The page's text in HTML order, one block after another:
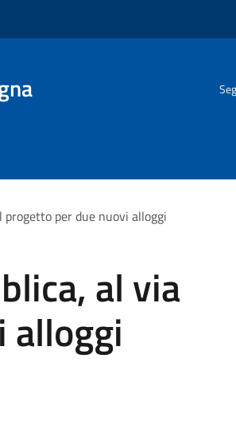
per due nuovi alloggi
al via
alloggi